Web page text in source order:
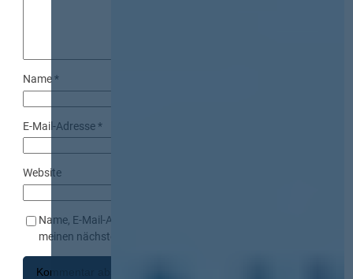
Name*
E-Mail-Adresse*
Website
Name, E-Mail-Adresse und Website in diesem Browser für
meinen nächsten Kommentar speichern.